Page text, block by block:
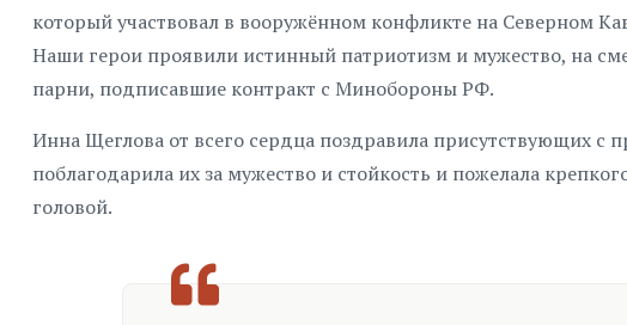
который участвовал в вооружённом конфликте на Северном
Наши герои проявили истинный патриотизм и мужество, на
парни, подписавшие контракт с Минобороны РФ.
Инна Щеглова от всего сердца поздравила присутствующих
поблагодарила их за мужество и стойкость и пожелала
головой.